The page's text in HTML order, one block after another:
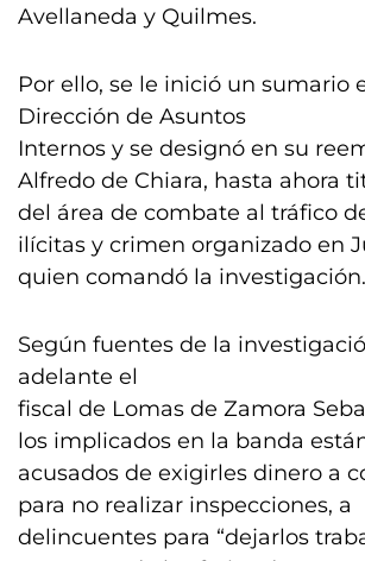
Avellaneda y Quilmes.
Por ello, se le inició un sumario
Dirección de Asuntos
Internos y se designó en su
Alfredo de Chiara, hasta ahora
del área de combate al tráfico
ilícitas y crimen organizado en
quien comandó la investigación.
Según fuentes de la
adelante el
fiscal de Lomas de Zamora
los implicados en la banda
acusados de exigirles dinero a
para no realizar inspecciones, a
delincuentes para “dejarlos